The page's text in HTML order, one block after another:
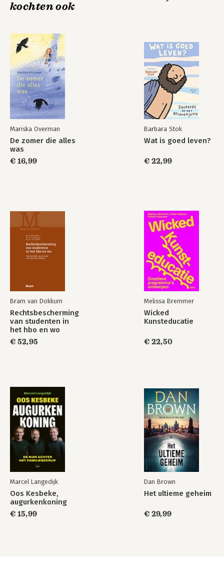
kochten ook
Mariska Overman
De zomer die alles
was
€ 16,99
Barbara Stok
Wat is goed leven?
€ 22,99
Bram van Dokkum
Rechtsbescherming
van studenten in
het hbo en wo
€ 52,95
Melissa Bremmer
Wicked
Kunsteducatie
€ 22,50
Marcel Langedijk
Oos Kesbeke,
augurkenkoning
€ 15,99
Dan Brown
Het ultieme geheim
€ 29,99